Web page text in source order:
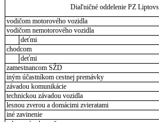
Diaľničné oddelenie PZ
vodičom motorového vozidla
vodičom nemotorového vozidla
deťmi
chodcom
deťmi
zamestnancom SŽD
iným účastníkom cestnej premávky
závadou komunikácie
technickou závadou vozidla
lesnou zverou a domácimi zvieratami
iné zavinenie